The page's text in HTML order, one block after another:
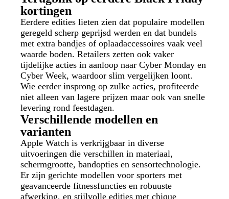
kortingen
Eerdere edities lieten zien dat populaire modellen
geregeld scherp geprijsd werden en dat bundels
met extra bandjes of oplaadaccessoires vaak veel
waarde boden. Retailers zetten ook vaker
tijdelijke acties in aanloop naar Cyber Monday en
Cyber Week, waardoor slim vergelijken loont.
Wie eerder insprong op zulke acties, profiteerde
niet alleen van lagere prijzen maar ook van snelle
levering rond feestdagen.
Verschillende modellen en
varianten
Apple Watch is verkrijgbaar in diverse
uitvoeringen die verschillen in materiaal,
schermgrootte, bandopties en sensortechnologie.
Er zijn gerichte modellen voor sporters met
geavanceerde fitnessfuncties en robuuste
afwerking, en stijlvolle edities met chique